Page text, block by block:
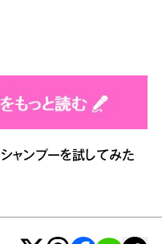
ャンプーを試してみた